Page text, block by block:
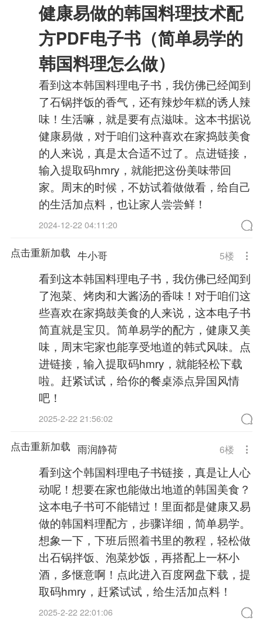
健康易做的韩国料理技术配
方PDF电子书（简单易学的
韩国料理怎么做）
看到这本韩国料理电子书，我仿佛已经闻到
了石锅拌饭的香气，还有辣炒年糕的诱人辣
味！生活嘛，就是要有点滋味。这本书据说
健康易做，对于咱们这种喜欢在家捣鼓美食
的人来说，真是太合适不过了。点进链接，
输入提取码hmry，就能把这份美味带回
家。周末的时候，不妨试着做做看，给自己
的生活加点料，也让家人尝尝鲜！
2024-12-22 04:11:20
点击重新加载 5楼
牛小哥
看到这本韩国料理电子书，我仿佛已经闻到
了泡菜、烤肉和大酱汤的香味！对于咱们这
些喜欢在家捣鼓美食的人来说，这本电子书
简直就是宝贝。简单易学的配方，健康又美
味，周末宅家也能享受地道的韩式风味。点
进链接，输入提取码hmry，就能轻松下载
啦。赶紧试试，给你的餐桌添点异国风情
吧！
2025-2-22 21:56:02
点击重新加载 6楼
雨润静荷
看到这个韩国料理电子书链接，真是让人心
动呢！想要在家也能做出地道的韩国美食？
这本电子书可不能错过！里面都是健康又易
做的韩国料理配方，步骤详细，简单易学。
想象一下，下班后照着书里的教程，轻松做
出石锅拌饭、泡菜炒饭，再搭配上一杯小
酒，多惬意啊！点此进入百度网盘下载，提
取码hmry，赶紧试试，给生活加点料！
2025-2-22 22:01:06